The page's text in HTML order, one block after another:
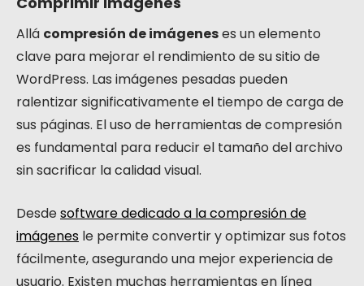
Allá compresión de imágeneses un elemento
clave para mejorar el rendimiento de su sitio de
WordPress. Las imágenes pesadas pueden
ralentizar significativamente el tiempo de carga de
sus páginas. El uso de herramientas de compresión
es fundamental para reducir el tamaño del archivo
sin sacrificar la calidad visual.
Desdesoftware dedicado a la compresión de
imágenes le permite convertir y optimizar sus fotos
fácilmente, asegurando una mejor experiencia de
usuario. Existen muchas herramientas en línea